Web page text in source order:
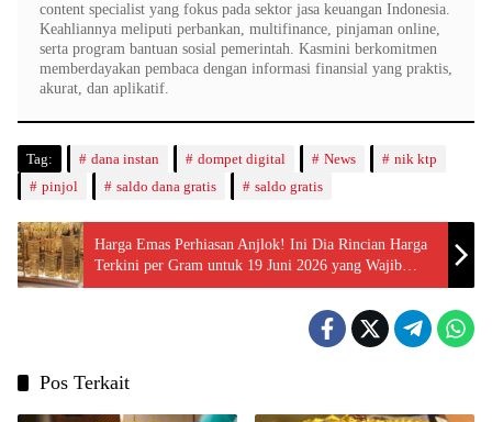
content specialist yang fokus pada sektor jasa keuangan Indonesia.
Keahliannya meliputi perbankan, multifinance, pinjaman online,
serta program bantuan sosial pemerintah. Kasmini berkomitmen
memberdayakan pembaca dengan informasi finansial yang praktis,
akurat, dan aplikatif.
Tag: dana instan dompet digital News
nik ktp
pinjol
saldo dana gratis saldo gratis
Harga Emas Perhiasan Anjlok! Ini Dia Rincian Harga
Terkini per Gram untuk 19 Juni 2026 yang Wajib
Anda Ketahui!
Pos Terkait